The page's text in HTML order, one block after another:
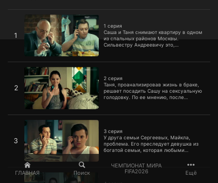
ГЛАВНАЯ Поиск
ЧЕМПИОНАТ МИРА
FIFA2026
Ещё
1
1 серия
Саша и Таня снимают квартиру в одном
из спальных районов Москвы.
Сильвестру Андреевичу это,
строить планы на будущее и готовиться
2
2 серия
Таня, проанализировав жизнь в браке,
решает посадить Сашу на сексуальную
голодовку. По ее мнению, после
постепенно испарились романтика и
решение Тани понравиться не могло.
2 серия
3
3 серия
У друга семьи Сергеевых, Майкла,
проблема. Его преследует девушка из
богатой семьи, которая любыми
себе в парни. Чтобы от нее отвязаться,
Майклу нужно экстренно обзавестись
сначала сыном, а потом и женой.
Только не ясно, на кого теперь
4 серия